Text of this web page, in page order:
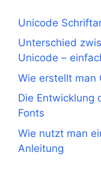
Unicode
Unterschied
Unicode –
Wie erstellt man
Die Entwicklung
Fonts
Wie nutzt man
Anleitung